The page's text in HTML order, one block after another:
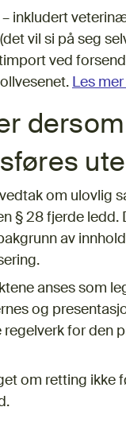
– inkludert
vil si på seg
ved
Les
om ulovlig
§ 28 fjerde
av
anses som
og
regelverk for den
om retting ikke